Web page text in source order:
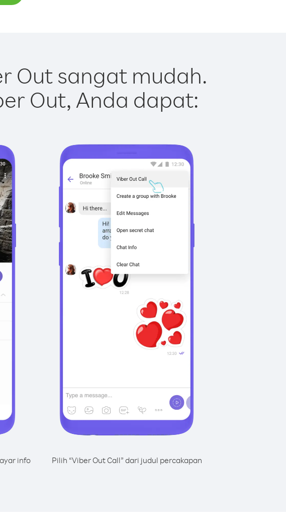
Out sangat mudah.
Out, Anda dapat:
info
Pilih “Viber Out Call” dari judul percakapan